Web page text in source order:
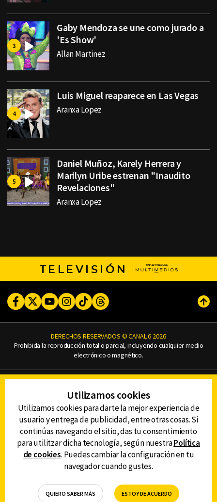
Gaby Mendoza se une como jurado a
'Es Show'
Allan Martinez
Luis Miguel reaparece en Las Vegas
Aranxa Lopez
Daniel Muñoz, Karely Herrera y
Marilyn Uribe estrenan "Inaudito
Revelaciones"
Aranxa Lopez
TELEVISIÓN
FacebookTwitterYoutubeInstagram
TikTokThreads
DERECHOS RESERVADOS © CANAL 6 2026
Prohibida la reproducción total o parcial, incluyendo cualquier medio
electrónico o magnético.
AVISO DE PRIVACIDAD
AVISO LEGAL
DEFENSORÍA DE LAS AUDIENCIAS
DESCARGA LA APP DE CANAL 6
Utilizamos cookies
Utilizamos cookies para darte la mejor experiencia de
usuario y entrega de publicidad, entre otras cosas. Si
continúas navegando el sitio, das tu consentimiento
para utilitzar dicha tecnología, según nuestraPolítica
de cookies. Puedes cambiar la configuración en tu
navegador cuando gustes.
QUIERO SABER MÁS ESTOY DE ACUERDO